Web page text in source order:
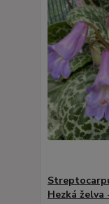
Hezká želva